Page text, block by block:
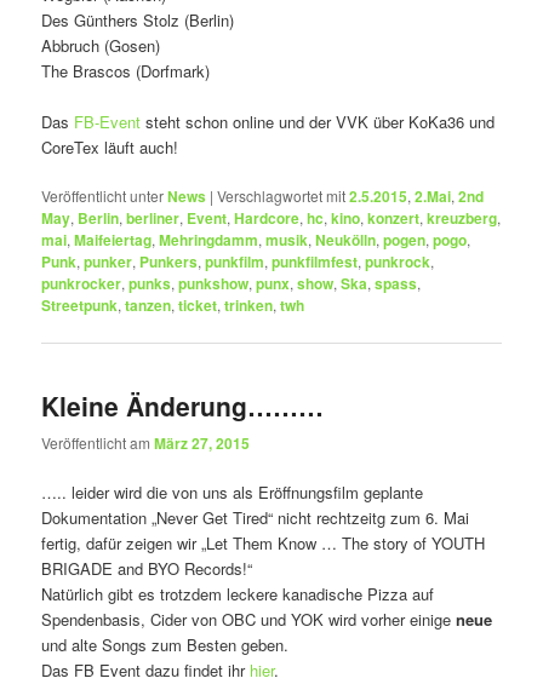
Des Günthers Stolz (Berlin)
Abbruch (Gosen)
The Brascos (Dorfmark)
Das FB-Event steht schon online und der VVK über KoKa36 und
CoreTex läuft auch!
Veröffentlicht unterNews |Verschlagwortet mit2.5.2015,2.Mai,2nd
May, Berlin,berliner, Event,Hardcore,hc,kino,konzert,kreuzberg,
mai,Maifeiertag,Mehringdamm,musik,Neukölln,pogen,pogo,
Punk,punker, Punkers,punkfilm,punkfilmfest,punkrock,
punkrocker,punks,punkshow,punx,show,Ska,spass,
Streetpunk,tanzen,ticket,trinken,twh
Kleine Änderung………
Veröffentlicht amMärz 27, 2015
….. leider wird die von uns als Eröffnungsfilm geplante
Dokumentation „Never Get Tired“ nicht rechtzeitg zum 6. Mai
fertig, dafür zeigen wir „Let Them Know … The story of YOUTH
BRIGADE and BYO Records!“
Natürlich gibt es trotzdem leckere kanadische Pizza auf
Spendenbasis, Cider von OBC und YOK wird vorher einigeneue
und alte Songs zum Besten geben.
Das FB Event dazu findet ihr hier.